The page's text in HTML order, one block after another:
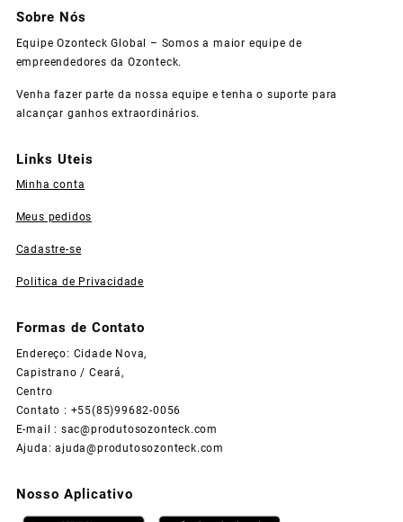
Sobre Nós
Equipe Ozonteck Global – Somos a maior equipe de
empreendedores da Ozonteck.
Venha fazer parte da nossa equipe e tenha o suporte para
alcançar ganhos extraordinários.
Links Uteis
Minha conta
Meus pedidos
Cadastre-se
Politica de Privacidade
Formas de Contato
Endereço: Cidade Nova,
Capistrano / Ceará,
Centro
Contato : +55(85)99682-0056
E-mail : sac@produtosozonteck.com
Ajuda:ajuda@produtosozonteck.com
Nosso Aplicativo